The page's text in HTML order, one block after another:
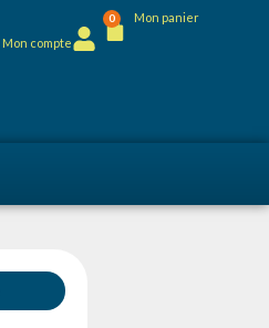
Mon compte
0 Mon panier